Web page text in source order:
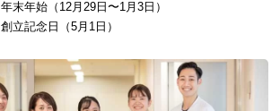
年末年始（12月29日〜1月3日）
創立記念日（5月1日）